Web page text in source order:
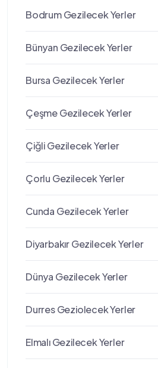
Bodrum Gezilecek Yerler
Bünyan Gezilecek Yerler
Bursa Gezilecek Yerler
Çeşme Gezilecek Yerler
Çiğli Gezilecek Yerler
Çorlu Gezilecek Yerler
Cunda Gezilecek Yerler
Diyarbakır Gezilecek Yerler
Dünya Gezilecek Yerler
Durres Geziolecek Yerler
Elmalı Gezilecek Yerler